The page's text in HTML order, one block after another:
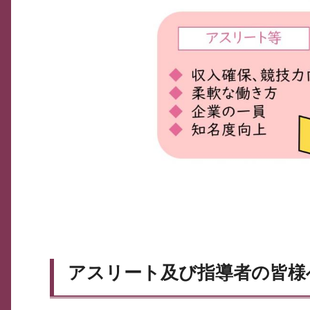
アスリート及び指導者の皆